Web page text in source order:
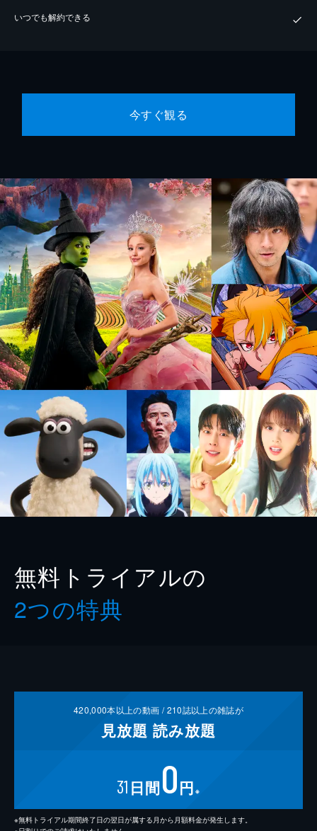
いつでも解約できる
今すぐ観る
無料トライアルの
2つの特典
420,000本以上の動画 /210誌以上の雑誌が
見放題 読み放題
31 日間0円 ※
※無料トライアル期間終了日の翌日が属する月から月額料金が発生します。